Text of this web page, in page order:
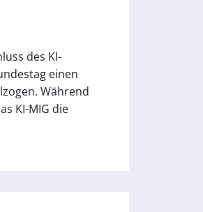
des KI-
einen
Während
KI-MIG die